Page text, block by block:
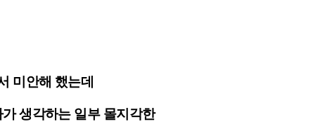
미안해 했는데
생각하는 일부 몰지각한